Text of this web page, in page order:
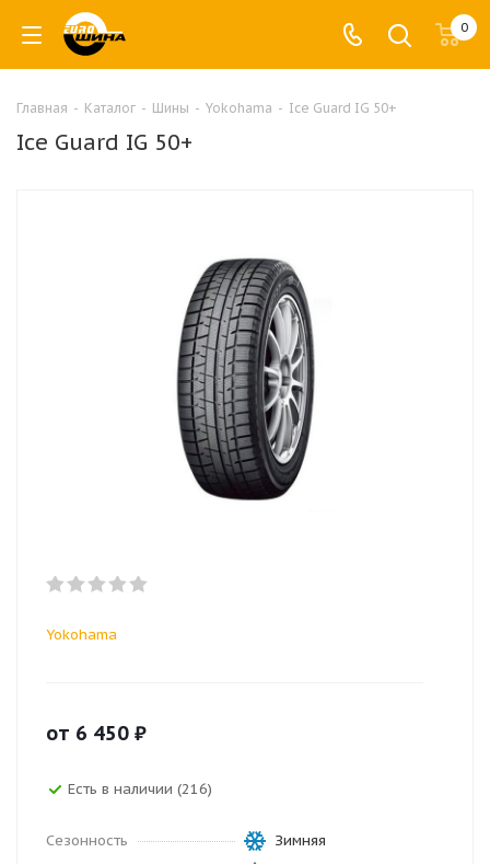
0
Главная - Каталог - Шины - Yokohama - Ice Guard IG 50+
Ice Guard IG 50+
Yokohama
от 6 450 ₽
Есть в наличии (216)
Сезонность
Зимняя